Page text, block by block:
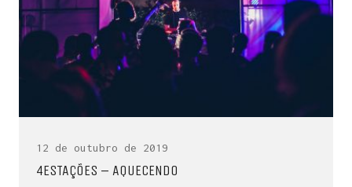
12 de outubro de 2019
4ESTAÇÕES – AQUECENDO